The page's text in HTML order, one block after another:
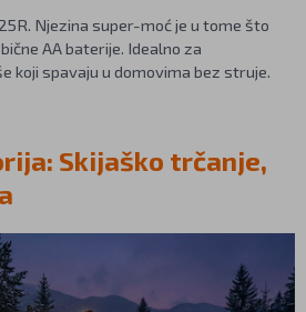
Njezina super-moć je u tome što
AA baterije. Idealno za
koji spavaju u domovima bez struje.
Skijaško trčanje,